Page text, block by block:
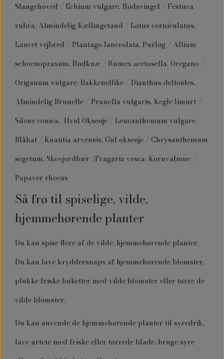
Slangehoved / Echium vulgare, Rødsvingel / Festuca
rubra, Almindelig Kællingetand / Lotus corniculatus,
Lancet vejbred / Plantago lanceolata, Purløg / Allium
schoenoprasum, Rødknæ / Rumex acetosella, Oregano /
Origanum vulgare, Bakkenellike / Dianthus deltoides,
Almindelig Brunelle / Prunella vulgaris, Kegle limurt /
Silene conica, Hvid Okseøje / Leucanthemum vulgare,
Blåhat / Knautia arvensis, Gul okseøje / Chrysanthemum
segetum, Skovjordbær /Fragaria vesca, Kornvalmue /
Papaver rhoeas
Så frø til spiselige, vilde,
hjemmehørende planter
Du kan spise flere af de vilde, hjemmehørende planter.
Du kan lave kryddersnaps af hjemmehørende blomster,
plukke friske buketter med vilde blomster eller tørre de
vilde blomster.
Du kan anvende de hjemmehørende planter til syredrik,
lave urtete med friske eller tørrede blade, bruge syre